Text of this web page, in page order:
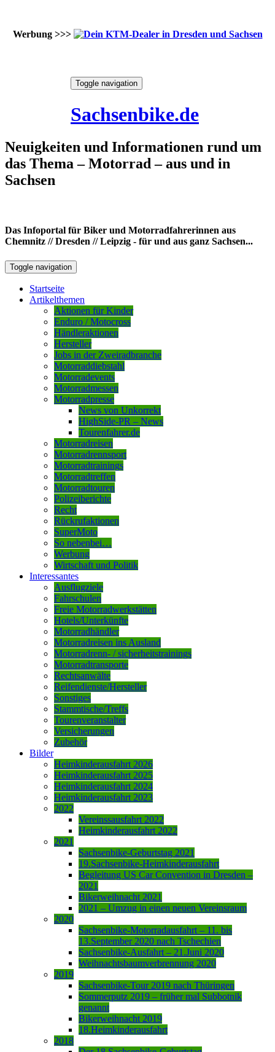
Werbung >>>
Toggle navigation
Sachsenbike.de
Neuigkeiten und Informationen rund um
das Thema – Motorrad – aus und in
Sachsen
Das Infoportal für Biker und Motorradfahrerinnen aus
Chemnitz // Dresden // Leipzig - für und aus ganz Sachsen...
Toggle navigation
Startseite
Artikelthemen
Aktionen für Kinder
Enduro / Motocross
Händleraktionen
Hersteller
Jobs in der Zweiradbranche
Motorraddiebstahl
Motorradevents
Motorradmessen
Motorradpresse
News von Unkorrekt
HighSide-PR – News
Tourenfahrer.de
Motorradreisen
Motorradrennsport
Motorradtrainings
Motorradtreffen
Motorradtouren
Polizeiberichte
Recht
Rückrufaktionen
SuperMoto
So nebenbei…
Werbung
Wirtschaft und Politik
Interessantes
Ausflugziele
Fahrschulen
Freie Motorradwerkstätten
Hotels/Unterkünfte
Motorradhändler
Motorradreisen ins Ausland
Motorradrenn- / sicherheitstrainings
Motorradtransporte
Rechtsanwälte
Reifendienste/Hersteller
Sonstiges
Stammtische/Treffs
Tourenveranstalter
Versicherungen
Zubehör
Bilder
Heimkinderausfahrt 2026
Heimkinderausfahrt 2025
Heimkinderausfahrt 2024
Heimkinderausfahrt 2023
2022
Vereinssausfahrt 2022
Heimkinderausfahrt 2022
2021
Sachsenbike-Geburtstag 2021
19.Sachsenbike-Heimkinderausfahrt
Begleitung US Car Convention in Dresden –
2021
Bikerweihnacht 2021
2021 – Umzug in einen neuen Vereinsraum
2020
Sachsenbike-Motorradausfahrt – 11. bis
13.September 2020 nach Tschechien
Sachsenbike-Ausfahrt – 21.Juni 2020
Weihnachtsbaumverbrennung 2020
2019
Sachsenbike-Tour 2019 nach Thüringen
Sommerputz 2019 – früher mal Subbotnik
genannt
Bikerweihnacht 2019
18.Heimkinderausfahrt
2018